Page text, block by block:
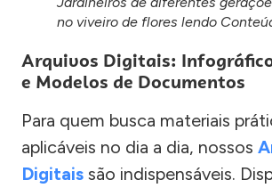
no viveiro de flores lendo
Arquivos Digitais:
e Modelos de Documentos
Para quem busca materiais
aplicáveis no dia a dia, nossos
Digitais são indispensáveis.